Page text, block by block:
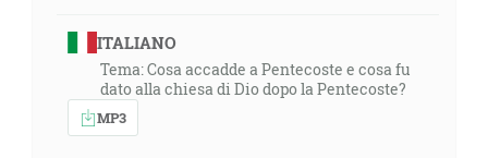
ITALIANO
Tema: Cosa accadde a Pentecoste e cosa fu
dato alla chiesa di Dio dopo la Pentecoste?
MP3